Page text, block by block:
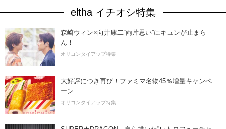
eltha イチオシ特集
森崎ウィン×向井康二“両片思い”にキュンが止まら
ん！
オリコンタイアップ特集
大好評につき再び！ファミマ名物45％増量キャンペ
ーン
オリコンタイアップ特集